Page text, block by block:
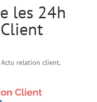
les 24h
Actu relation client,